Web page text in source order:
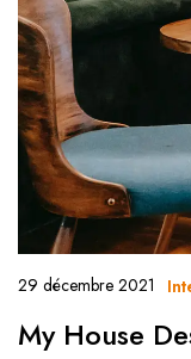
29 décembre 2021
My House